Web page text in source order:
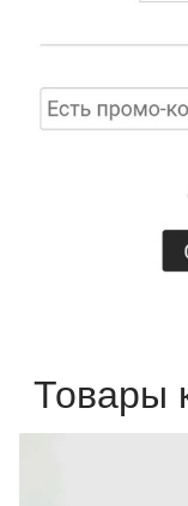
Товары